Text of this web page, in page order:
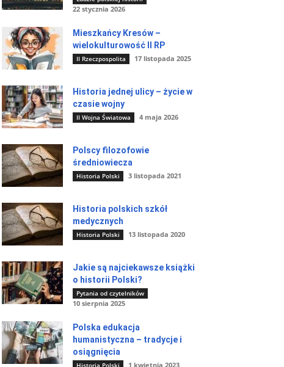
22 stycznia 2026
Mieszkańcy Kresów –
wielokulturowość II RP
II Rzeczpospolita 17 listopada 2025
Historia jednej ulicy – życie w
czasie wojny
II Wojna Światowa 4 maja 2026
Polscy filozofowie
średniowiecza
Historia Polski 3 listopada 2021
Historia polskich szkół
medycznych
Historia Polski 13 listopada 2020
Jakie są najciekawsze książki
o historii Polski?
Pytania od czytelników
10 sierpnia 2025
Polska edukacja
humanistyczna – tradycje i
osiągnięcia
Historia Polski 1 kwietnia 2023